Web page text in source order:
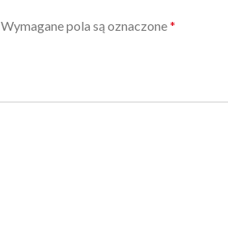
Wymagane pola są oznaczone*